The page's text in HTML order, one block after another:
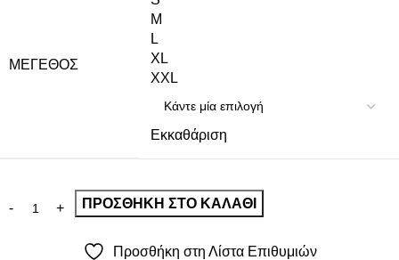
ΜΈΓΕΘΟΣ
M
L
XL
XXL
Εκκαθάριση
ΠΡΟΣΘΉΚΗ ΣΤΟ ΚΑΛΆΘΙ
Προσθήκη στη Λίστα Επιθυμιών